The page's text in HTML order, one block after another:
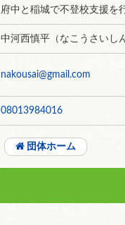
府中と稲城で不登校支援を
中河西慎平（なこうさいし
nakousai@gmail.com
08013984016
団体ホーム